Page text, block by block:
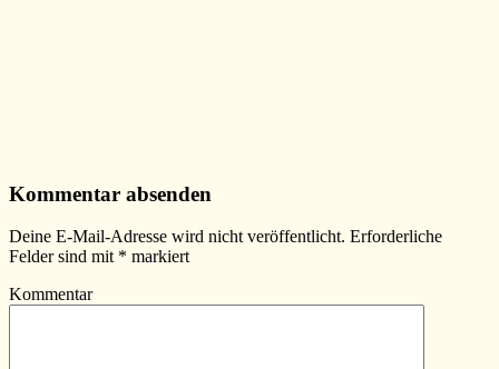
Kommentar absenden
Deine E-Mail-Adresse wird nicht veröffentlicht. Erforderliche
Felder sind mit * markiert
Kommentar